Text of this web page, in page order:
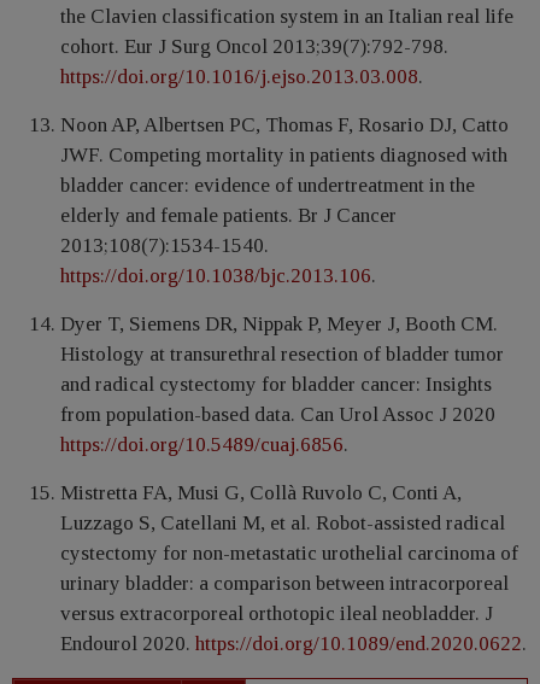
the Clavien classification system in an Italian real life
cohort. Eur J Surg Oncol 2013;39(7):792-798.
https://doi.org/10.1016/j.ejso.2013.03.008.
Noon AP, Albertsen PC, Thomas F, Rosario DJ, Catto
JWF. Competing mortality in patients diagnosed with
bladder cancer: evidence of undertreatment in the
elderly and female patients. Br J Cancer
2013;108(7):1534-1540.
https://doi.org/10.1038/bjc.2013.106.
Dyer T, Siemens DR, Nippak P, Meyer J, Booth CM.
Histology at transurethral resection of bladder tumor
and radical cystectomy for bladder cancer: Insights
from population-based data. Can Urol Assoc J 2020
https://doi.org/10.5489/cuaj.6856.
Mistretta FA, Musi G, Collà Ruvolo C, Conti A,
Luzzago S, Catellani M, et al. Robot-assisted radical
cystectomy for non-metastatic urothelial carcinoma of
urinary bladder: a comparison between intracorporeal
versus extracorporeal orthotopic ileal neobladder. J
Endourol 2020. https://doi.org/10.1089/end.2020.0622.